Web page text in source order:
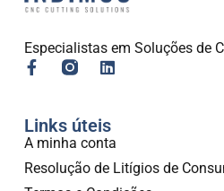
Especialistas em Soluções de
Links úteis
A minha conta
Resolução de Litígios de